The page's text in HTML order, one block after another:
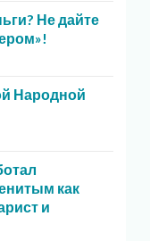
Не дайте
Народной
как
и